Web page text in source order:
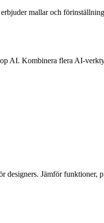
mallar och
AI. Kombinera flera AI-
Jämför